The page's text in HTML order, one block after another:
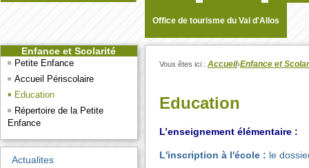
Office de tourisme du Val d'Allos
Enfance et Scolarité
Petite Enfance
Accueil Périscolaire
Education
Répertoire de la Petite
Enfance
Actualites
Vous êtes ici : Accueil›Enfance et
Education
L’enseignement élémentaire :
L'inscription à l'école : le